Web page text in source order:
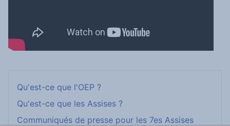
Qu'est-ce que l'OEP ?
Qu'est-ce que les Assises ?
Communiqués de presse pour les 7es Assises